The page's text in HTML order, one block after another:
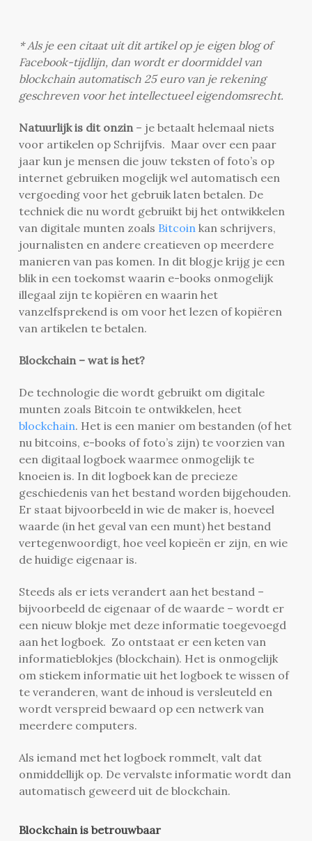
* Als je een citaat uit dit artikel op je eigen blog of
Facebook-tijdlijn, dan wordt er doormiddel van
blockchain automatisch 25 euro van je rekening
geschreven voor het intellectueel eigendomsrecht.
Natuurlijk is dit onzin– je betaalt helemaal niets
voor artikelen op Schrijfvis. Maar over een paar
jaar kun je mensen die jouw teksten of foto’s op
internet gebruiken mogelijk wel automatisch een
vergoeding voor het gebruik laten betalen. De
techniek die nu wordt gebruikt bij het ontwikkelen
van digitale munten zoals Bitcoin kan schrijvers,
journalisten en andere creatieven op meerdere
manieren van pas komen. In dit blogje krijg je een
blik in een toekomst waarin e-books onmogelijk
illegaal zijn te kopiëren en waarin het
vanzelfsprekend is om voor het lezen of kopiëren
van artikelen te betalen.
Blockchain – wat is het?
De technologie die wordt gebruikt om digitale
munten zoals Bitcoin te ontwikkelen, heet
blockchain. Het is een manier om bestanden (of het
nu bitcoins, e-books of foto’s zijn) te voorzien van
een digitaal logboek waarmee onmogelijk te
knoeien is. In dit logboek kan de precieze
geschiedenis van het bestand worden bijgehouden.
Er staat bijvoorbeeld in wie de maker is, hoeveel
waarde (in het geval van een munt) het bestand
vertegenwoordigt, hoe veel kopieën er zijn, en wie
de huidige eigenaar is.
Steeds als er iets verandert aan het bestand –
bijvoorbeeld de eigenaar of de waarde – wordt er
een nieuw blokje met deze informatie toegevoegd
aan het logboek. Zo ontstaat er een keten van
informatieblokjes (blockchain). Het is onmogelijk
om stiekem informatie uit het logboek te wissen of
te veranderen, want de inhoud is versleuteld en
wordt verspreid bewaard op een netwerk van
meerdere computers.
Als iemand met het logboek rommelt, valt dat
onmiddellijk op. De vervalste informatie wordt dan
automatisch geweerd uit de blockchain.
Blockchain is betrouwbaar